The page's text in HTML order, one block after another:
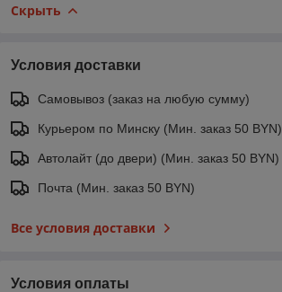
Скрыть
Условия доставки
Самовывоз (заказ на любую сумму)
Курьером по Минску (Мин. заказ 50 BYN)
Автолайт (до двери) (Мин. заказ 50 BYN)
Почта (Мин. заказ 50 BYN)
Все условия доставки
Условия оплаты